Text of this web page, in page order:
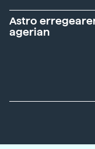
Astro
agerian